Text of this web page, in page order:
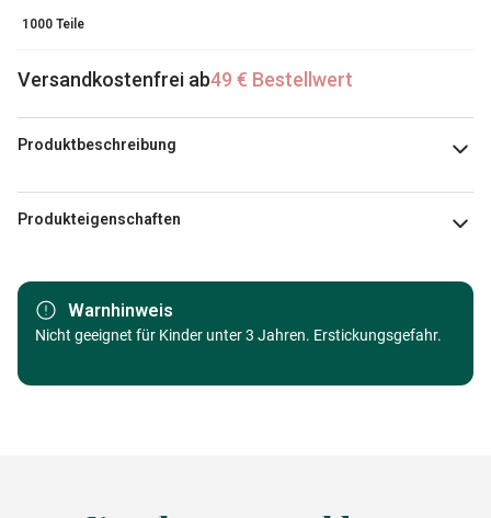
1000 Teile
Versandkostenfrei ab49 € Bestellwert
Produktbeschreibung
Adrian Chesterm
Produkteigenschaften
Marke Master Pieces
Kategorie Puzzle Humor und Satire
Alter
Puzzle für Erwachsene (500 bis
Warnhinweis
Nicht geeignet für Kinder unter 3 Jahren. Erstickungsgefahr.